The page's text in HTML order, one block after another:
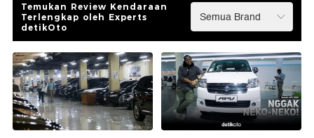
Temukan Review Kendaraan
Terlengkap oleh Experts
detikOto